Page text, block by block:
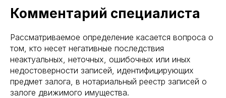
Комментарий специалиста
Рассматриваемое определение касается вопроса о
том, кто несет негативные последствия
неактуальных, неточных, ошибочных или иных
недостоверности записей, идентифицирующих
предмет залога, в нотариальный реестр записей о
залоге движимого имущества.